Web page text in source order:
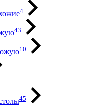
4
43
10
45